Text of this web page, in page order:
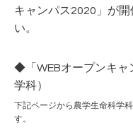
キャンパス2020」が
い。
◆ 「WEBオープンキ
学科）
下記ページから農学生命科学
す。